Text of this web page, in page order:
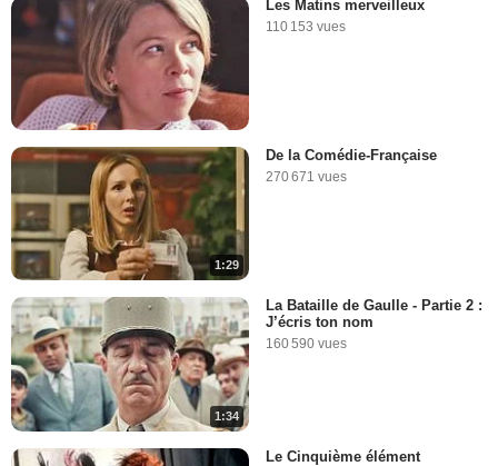
Les Matins merveilleux
110 153 vues
1:29
De la Comédie-Française
270 671 vues
1:34
La Bataille de Gaulle - Partie 2 :
J’écris ton nom
160 590 vues
Le Cinquième élément